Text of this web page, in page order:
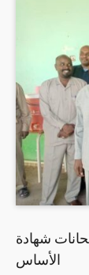
شهادة
الأساس